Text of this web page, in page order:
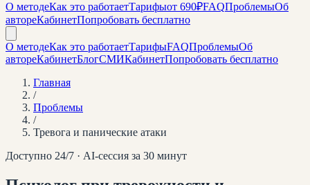
О методеКак это работаетТарифыот 690₽FAQПроблемыОб
автореКабинетПопробовать бесплатно
О методеКак это работаетТарифыFAQПроблемыОб
автореКабинетБлогСМИКабинетПопробовать бесплатно
Главная
/
Проблемы
/
Тревога и панические атаки
Доступно 24/7 · AI-сессия за 30 минут